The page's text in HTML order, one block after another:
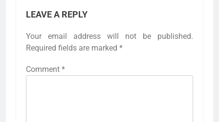
LEAVE A REPLY
Your email address will not be published.
Required fields are marked *
Comment *